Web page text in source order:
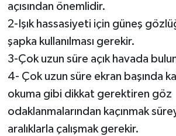
açısından önemlidir.
2-Işık hassasiyeti için güneş
şapka kullanılması gerekir.
3-Çok uzun süre açık havada
4- Çok uzun süre ekran başında
okuma gibi dikkat gerektiren göz
odaklanmalarından kaçınmak
aralıklarla çalışmak gerekir.